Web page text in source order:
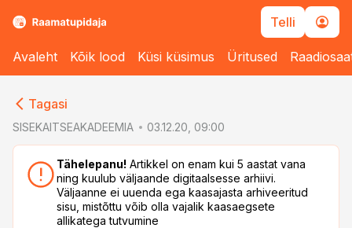
Telli
Avaleht Kõik lood Küsi küsimus Üritused
Tagasi
SISEKAITSEAKADEEMIA 03.12.20, 09:00
Tähelepanu! Artikkel on enam kui 5 aastat vana
ning kuulub väljaande digitaalsesse arhiivi.
Väljaanne ei uuenda ega kaasajasta arhiveeritud
sisu, mistõttu võib olla vajalik kaasaegsete
allikatega tutvumine